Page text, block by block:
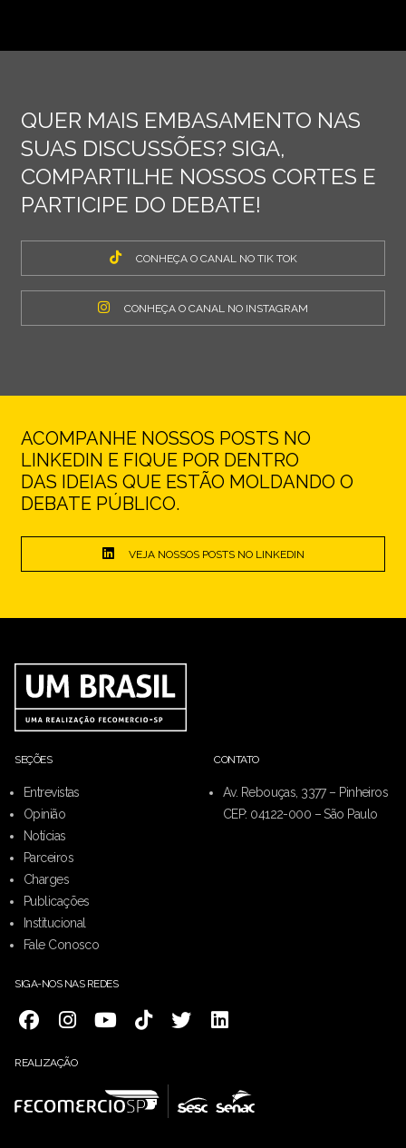
QUER MAIS EMBASAMENTO NAS
SUAS DISCUSSÕES? SIGA,
COMPARTILHE NOSSOS CORTES E
PARTICIPE DO DEBATE!
CONHEÇA O CANAL NO TIK TOK
CONHEÇA O CANAL NO INSTAGRAM
ACOMPANHE NOSSOS POSTS NO
LINKEDIN E FIQUE POR DENTRO
DAS IDEIAS QUE ESTÃO MOLDANDO O
DEBATE PÚBLICO.
VEJA NOSSOS POSTS NO LINKEDIN
SEÇÕES
Entrevistas
Opinião
Notícias
Parceiros
Charges
Publicações
Institucional
Fale Conosco
CONTATO
Av. Rebouças, 3377 – Pinheiros
CEP: 04122-000 – São Paulo
SIGA-NOS NAS REDES
REALIZAÇÃO